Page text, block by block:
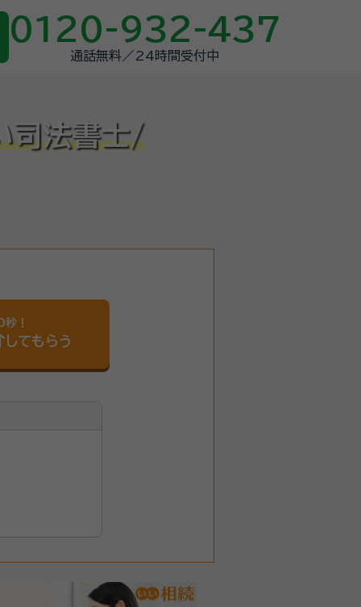
0120-932-437
通話無料／24時間受付中
司法書士/
！
してもらう